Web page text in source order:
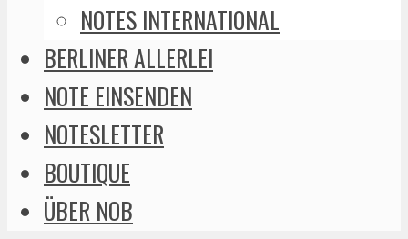
NOTES INTERNATIONAL
BERLINER ALLERLEI
NOTE EINSENDEN
NOTESLETTER
BOUTIQUE
ÜBER NOB